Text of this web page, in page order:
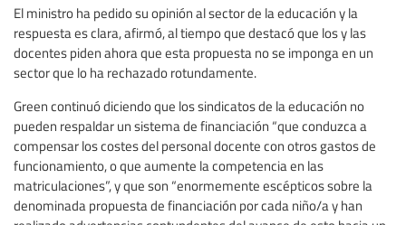
El ministro ha pedido su opinión al sector de la educación y la
respuesta es clara, afirmó, al tiempo que destacó que los y las
docentes piden ahora que esta propuesta no se imponga en un
sector que lo ha rechazado rotundamente.
Green continuó diciendo que los sindicatos de la educación no
pueden respaldar un sistema de financiación “que conduzca a
compensar los costes del personal docente con otros gastos de
funcionamiento, o que aumente la competencia en las
matriculaciones”, y que son “enormemente escépticos sobre la
denominada propuesta de financiación por cada niño/a y han